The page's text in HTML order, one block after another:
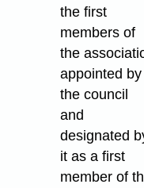
the first
members of
the
appointed by
the council
and
designated
it as a first
member of